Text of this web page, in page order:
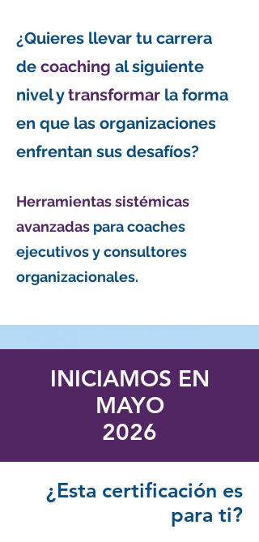
¿Quieres llevar tu carrera
de coaching al siguiente
nivel ytransformar la forma
en que las organizaciones
enfrentan sus desafíos?
Herramientas sistémicas
avanzadas para coaches
ejecutivos y consultores
organizacionales.
INICIAMOS EN
MAYO
2026
¿Esta certificación es
para ti?